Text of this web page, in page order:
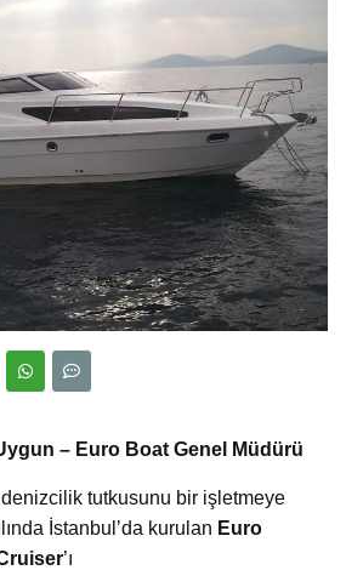
– Euro Boat Genel Müdürü
tutkusunu bir işletmeye
İstanbul’da kurulan Euro
’ı